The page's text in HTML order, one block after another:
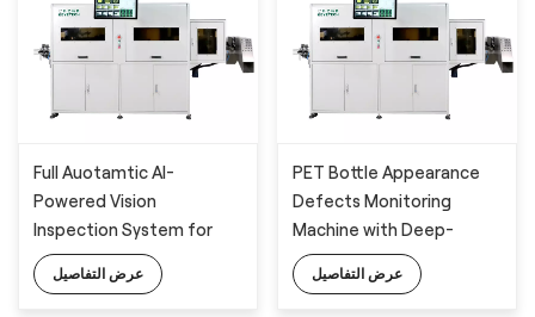
Full Auotamtic AI-
Powered Vision
Inspection System for
PET Empty Bottle
Appearance Defects
عرض التفاصيل
PET Bottle Appearance
Defects Monitoring
Machine with Deep-
learning Algorithm
عرض التفاصيل